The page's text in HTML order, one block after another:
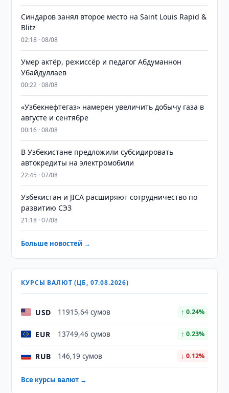
Синдаров занял второе место на Saint Louis Rapid &
Blitz
02:18 · 08/08
Умер актёр, режиссёр и педагог Абдуманнон
Убайдуллаев
00:22 · 08/08
«Узбекнефтегаз» намерен увеличить добычу газа в
августе и сентябре
00:16 · 08/08
В Узбекистане предложили субсидировать
автокредиты на электромобили
22:45 · 07/08
Узбекистан и JICA расширяют сотрудничество по
развитию СЭЗ
21:18 · 07/08
Больше новостей →
КУРСЫ ВАЛЮТ (ЦБ, 07.08.2026)
USD 11915,64 сумов ↑ 0.24%
EUR 13749,46 сумов ↑ 0.23%
RUB 146,19 сумов ↓ 0.12%
Все курсы валют →